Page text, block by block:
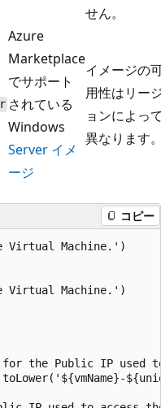
せん。
Azure
Marketplace
でサポート
されている
Windows
Server イメ
ージ
イメージの
用性はリー
ョンによっ
異なります
コピー
Virtual Machine.')
Virtual Machine.')
for the Public IP